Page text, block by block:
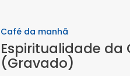
Café da manhã
Espiritualidade da
(Gravado)